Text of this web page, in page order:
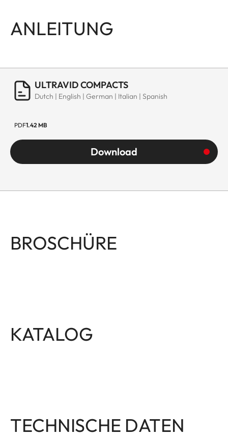
ANLEITUNG
ULTRAVID COMPACTS
Dutch | English | German | Italian | Spanish
PDF1.42 MB
Download
BROSCHÜRE
KATALOG
TECHNISCHE DATEN